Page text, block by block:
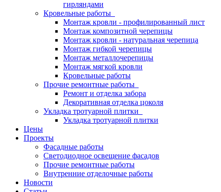
гирляндами
Кровельные работы
Монтаж кровли - профилированный лист
Монтаж композитной черепицы
Монтаж кровли - натуральная черепица
Монтаж гибкой черепицы
Монтаж металлочерепицы
Монтаж мягкой кровли
Кровельные работы
Прочие ремонтные работы
Ремонт и отделка забора
Декоративная отделка цоколя
Укладка тротуарной плитки
Укладка тротуарной плитки
Цены
Проекты
Фасадные работы
Светодиодное освещение фасадов
Прочие ремонтные работы
Внутренние отделочные работы
Новости